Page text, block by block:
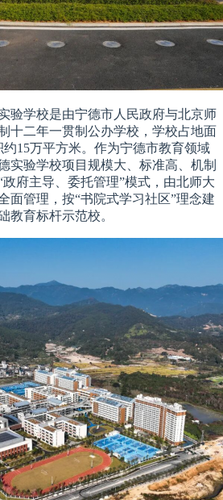
验学校是由宁德市人民政府与北京师
十二年一贯制公办学校，学校占地面
15万平方米。作为宁德市教育领域
实验学校项目规模大、标准高、机制
府主导、委托管理”模式，由北师大
面管理，按“书院式学习社区”理念建
教育标杆示范校。